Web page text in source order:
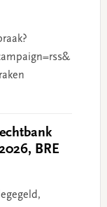
BRE